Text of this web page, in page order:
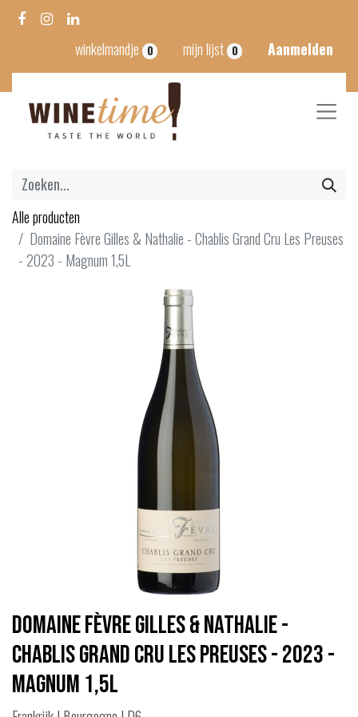
winkelmandje 0 mijn lijst 0 Aanmelden
Alle producten
Domaine Fèvre Gilles & Nathalie - Chablis Grand Cru Les Preuses
- 2023 - Magnum 1,5L
Domaine Fèvre Gilles & Nathalie -
Chablis Grand Cru Les Preuses - 2023 -
Magnum 1,5L